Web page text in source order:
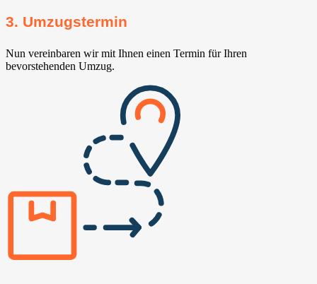
3. Umzugstermin
Nun vereinbaren wir mit Ihnen einen Termin für Ihren
bevorstehenden Umzug.